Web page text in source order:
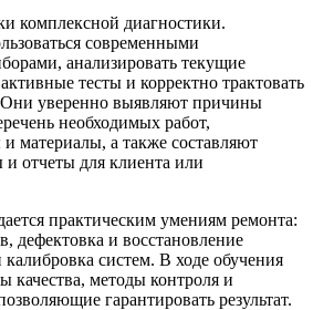
комплексной диагностики.
современными
анализировать текущие
тесты и корректно трактовать
уверенно выявляют причины
необходимых работ,
материалы, а также составляют
и отчеты для клиента или
практическим умениям ремонта:
дефектовка и восстановление
калибровка систем. В ходе обучения
качества, методы контроля и
гарантировать результат.